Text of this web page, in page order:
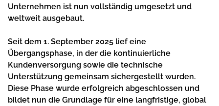
Unternehmen ist nun vollständig umgesetzt und
weltweit ausgebaut.
Seit dem 1. September 2025 lief eine
Übergangsphase, in der die kontinuierliche
Kundenversorgung sowie die technische
Unterstützung gemeinsam sichergestellt wurden.
Diese Phase wurde erfolgreich abgeschlossen und
bildet nun die Grundlage für eine langfristige, global